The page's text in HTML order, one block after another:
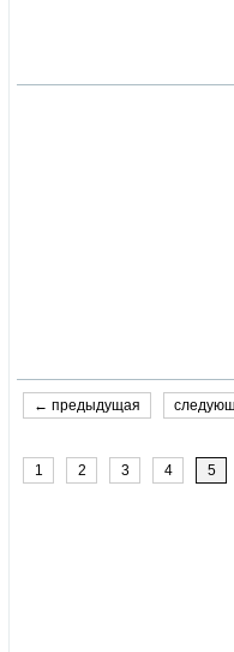
← предыдущая
1 2 3 4 5